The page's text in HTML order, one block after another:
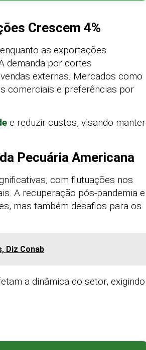
Crescem 4%
as exportações
demanda por cortes
externas. Mercados como
comerciais e preferências por
e reduzir custos, visando manter
Pecuária Americana
com flutuações nos
A recuperação pós-pandemia e
mas também desafios para os
Diz Conab
a dinâmica do setor, exigindo